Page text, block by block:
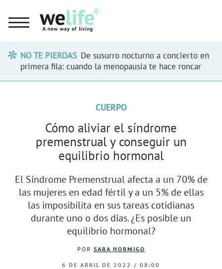
NO TE PIERDAS De susurro nocturno a concierto en
primera fila: cuando la menopausia te hace roncar
CUERPO
Cómo aliviar el síndrome
premenstrual y conseguir un
equilibrio hormonal
El Síndrome Premenstrual afecta a un 70% de
las mujeres en edad fértil y a un 5% de ellas
las imposibilita en sus tareas cotidianas
durante uno o dos días. ¿Es posible un
equilibrio hormonal?
POR SARA HORMIGO
6 DE ABRIL DE 2022 / 08:00